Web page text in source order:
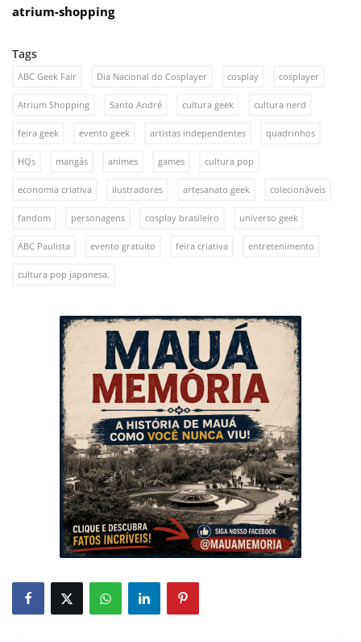
atrium-shopping
Tags
ABC Geek Fair Dia Nacional do Cosplayer cosplay cosplayer
Atrium Shopping Santo André cultura geek cultura nerd
feira geek evento geek artistas independentes quadrinhos
HQs mangás animes games cultura pop
economia criativa ilustradores artesanato geek colecionáveis
fandom personagens cosplay brasileiro universo geek
ABC Paulista evento gratuito feira criativa entretenimento
cultura pop japonesa.